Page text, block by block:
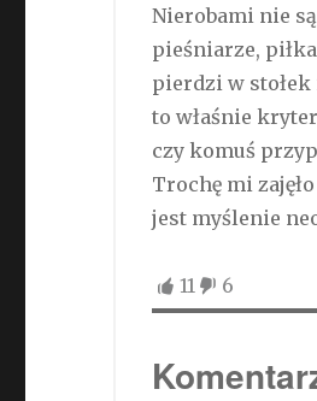
Nierobami nie
pieśniarze,
pierdzi w stołek
to właśnie
czy komuś
Trochę mi
jest myślenie
11 6